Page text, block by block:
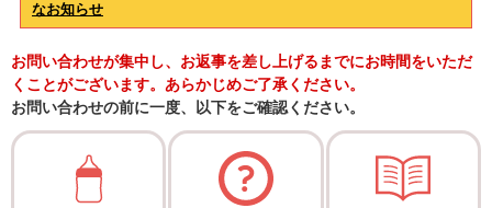
なお知らせ
お問い合わせが集中し、お返事を差し上げるまでにお時間をいただ
くことがございます。あらかじめご了承ください。
お問い合わせの前に一度、以下をご確認ください。